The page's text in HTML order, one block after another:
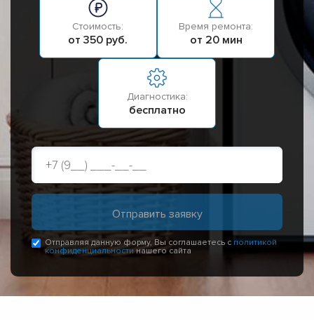
Стоимость:
от 350 руб.
Время ремонта:
от 20 мин
Диагностика:
бесплатно
Отправляя данную форму, Вы соглашаетесь с политикой
конфиденциальностинашего сайта